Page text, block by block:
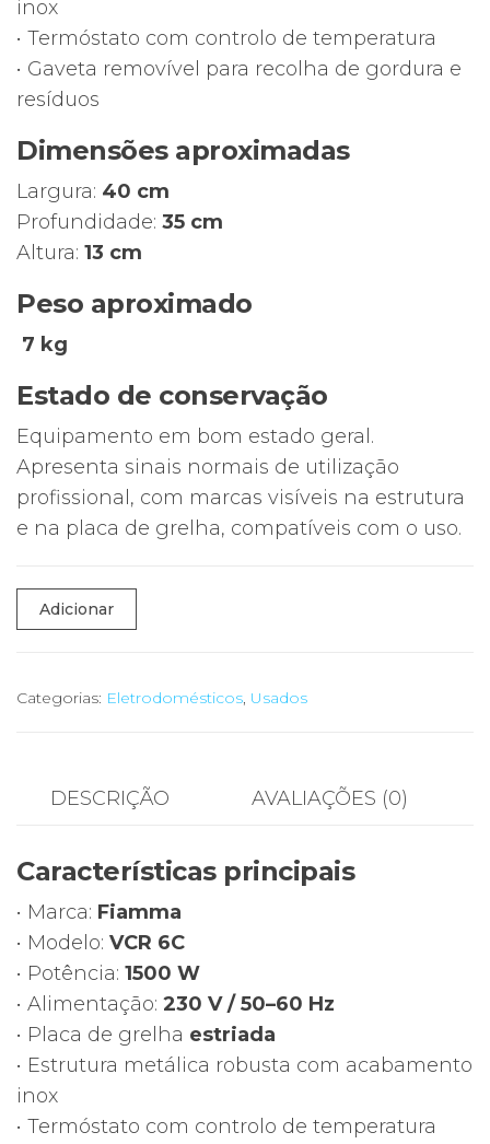
inox
• Termóstato com controlo de temperatura
• Gaveta removível para recolha de gordura e
resíduos
Dimensões aproximadas
Largura: 40 cm
Profundidade: 35 cm
Altura: 13 cm
Peso aproximado
7 kg
Estado de conservação
Equipamento em bom estado geral.
Apresenta sinais normais de utilização
profissional, com marcas visíveis na estrutura
e na placa de grelha, compatíveis com o uso.
Quantidade
de
Grelhador
FIAMMA
–
1500W
|
Placa
Estriada
Adicionar
Categorias: Eletrodomésticos, Usados
DESCRIÇÃO AVALIAÇÕES (0)
Características principais
• Marca: Fiamma
• Modelo: VCR 6C
• Potência: 1500 W
• Alimentação: 230 V / 50–60 Hz
• Placa de grelha estriada
• Estrutura metálica robusta com acabamento
inox
• Termóstato com controlo de temperatura